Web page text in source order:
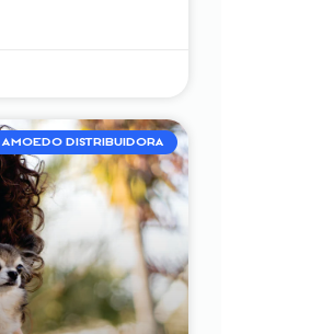
AMOEDO DISTRIBUIDORA